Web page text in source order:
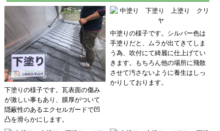
下塗りの様子です。瓦表面の傷み
が激しい事もあり、膜厚がついて
隠蔽性のあるエクセルガードで凹
凸を滑らかにします。
中塗りの様子です。シルバー色は
手塗りだと、ムラが出てきてしま
う為、吹付にて綺麗に仕上げてい
きます。もちろん他の場所に飛散
させて汚さないように養生はしっ
かりしております。